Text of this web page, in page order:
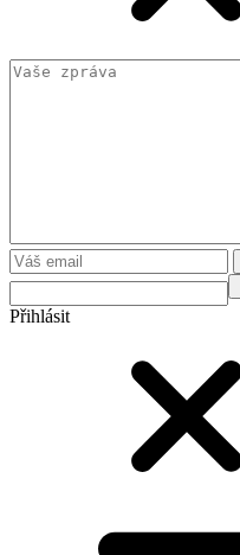
Přihlásit